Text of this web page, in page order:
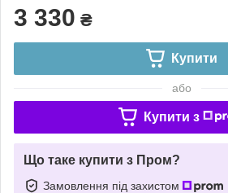
3 330 ₴
Купити
або
Купити з
Що таке купити з Пром?
Замовлення під захистом